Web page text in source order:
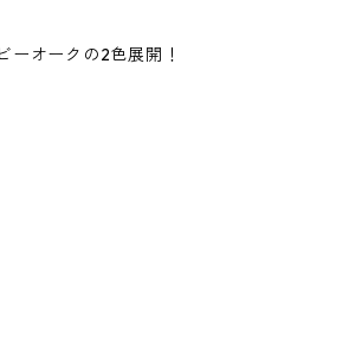
ーオークの2色展開！